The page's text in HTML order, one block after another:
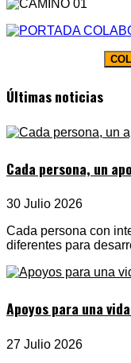
Últimas noticias
Cada persona, un
30 Julio 2026
Cada persona con
diferentes para
Apoyos para una
27 Julio 2026